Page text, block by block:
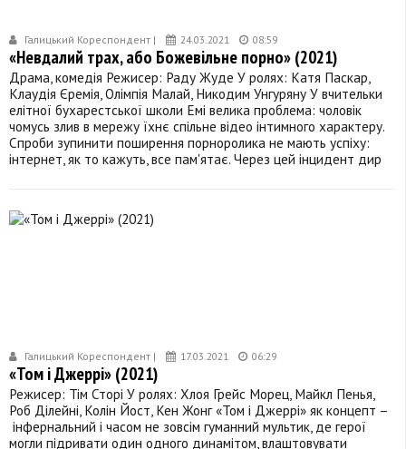
Галицький Кореспондент | 24.03.2021 08:59
«Невдалий трах, або Божевільне порно» (2021)
Драма, комедія Режисер: Раду Жуде У ролях: Катя Паскар,
Клаудія Єремія, Олімпія Малай, Никодим Унгуряну У вчительки
елітної бухарестської школи Емі велика проблема: чоловік
чомусь злив в мережу їхнє спільне відео інтимного характеру.
Спроби зупинити поширення порноролика не мають успіху:
інтернет, як то кажуть, все пам'ятає. Через цей інцидент дир
Галицький Кореспондент | 17.03.2021 06:29
«Том і Джеррі» (2021)
Режисер: Тім Сторі У ролях: Хлоя Грейс Морец, Майкл Пенья,
Роб Ділейні, Колін Йост, Кен Жонг «Том і Джеррі» як концепт –
інфернальний і часом не зовсім гуманний мультик, де герої
могли підривати один одного динамітом, влаштовувати